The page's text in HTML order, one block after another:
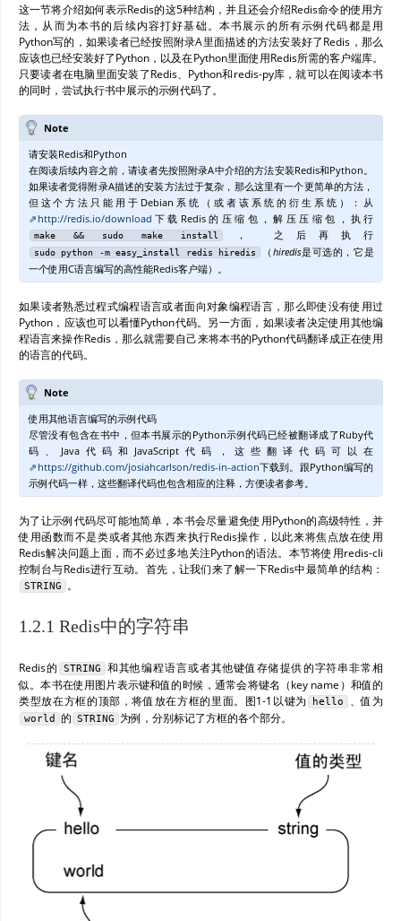
这一节将介绍如何表示Redis的这5种结构，并且还会介绍Redis命令的使用方
法，从而为本书的后续内容打好基础。本书展示的所有示例代码都是用
Python写的，如果读者已经按照附录A里面描述的方法安装好了Redis，那么
应该也已经安装好了Python，以及在Python里面使用Redis所需的客户端库。
只要读者在电脑里面安装了Redis、Python和redis-py库，就可以在阅读本书
的同时，尝试执行书中展示的示例代码了。
Note
请安装Redis和Python
在阅读后续内容之前，请读者先按照附录A中介绍的方法安装Redis和Python。
如果读者觉得附录A描述的安装方法过于复杂，那么这里有一个更简单的方法，
但这个方法只能用于Debian系统（或者该系统的衍生系统）：从
http://redis.io/download 下载Redis的压缩包，解压压缩包，执行
make && sudo make install ， 之后再执行
sudo python -m easy_install redis hiredis （hiredis是可选的，它是
一个使用C语言编写的高性能Redis客户端）。
如果读者熟悉过程式编程语言或者面向对象编程语言，那么即使没有使用过
Python，应该也可以看懂Python代码。另一方面，如果读者决定使用其他编
程语言来操作Redis，那么就需要自己来将本书的Python代码翻译成正在使用
的语言的代码。
Note
使用其他语言编写的示例代码
尽管没有包含在书中，但本书展示的Python示例代码已经被翻译成了Ruby代
码、Java代码和JavaScript代码，这些翻译代码可以在
https://github.com/josiahcarlson/redis-in-action下载到。跟Python编写的
示例代码一样，这些翻译代码也包含相应的注释，方便读者参考。
为了让示例代码尽可能地简单，本书会尽量避免使用Python的高级特性，并
使用函数而不是类或者其他东西来执行Redis操作，以此来将焦点放在使用
Redis解决问题上面，而不必过多地关注Python的语法。本节将使用redis-cli
控制台与Redis进行互动。首先，让我们来了解一下Redis中最简单的结构：
STRING 。
1.2.1 Redis中的字符串
Redis的 STRING
和其他编程语言或者其他键值存储提供的字符串非常相
似。本书在使用图片表示键和值的时候，通常会将键名（key name）和值的
类型放在方框的顶部，将值放在方框的里面。图1-1以键为
hello 、值为
world 的 STRING 为例，分别标记了方框的各个部分。